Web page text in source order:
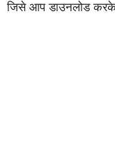
जिसे आप डाउनलोड करके